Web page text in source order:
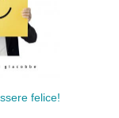
felice!